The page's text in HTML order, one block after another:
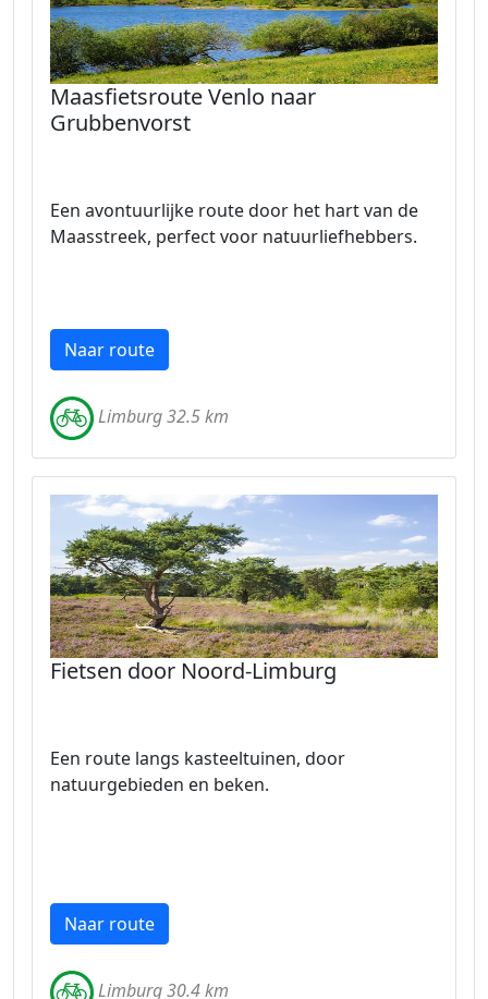
Maasfietsroute Venlo naar
Grubbenvorst
Een avontuurlijke route door het hart van de
Maasstreek, perfect voor natuurliefhebbers.
Naar route
Limburg 32.5 km
Fietsen door Noord-Limburg
Een route langs kasteeltuinen, door
natuurgebieden en beken.
Naar route
Limburg 30.4 km